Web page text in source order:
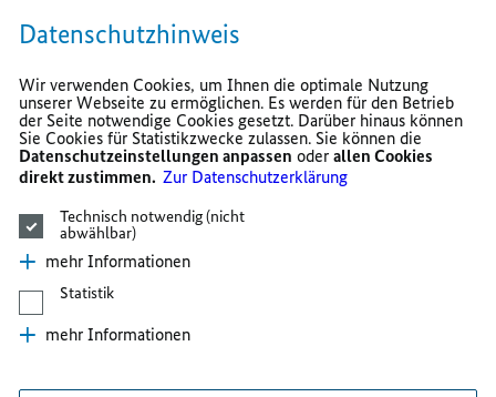
Datenschutzhinweis
Wir verwenden Cookies, um Ihnen die optimale Nutzung
unserer Webseite zu ermöglichen. Es werden für den Betrieb
der Seite notwendige Cookies gesetzt. Darüber hinaus können
Sie Cookies für Statistikzwecke zulassen. Sie können die
Datenschutzeinstellungen anpassen oderallen Cookies
direkt zustimmen.Zur Datenschutzerklärung
Technisch notwendig (nicht
abwählbar)
mehr Informationen
Statistik
mehr Informationen